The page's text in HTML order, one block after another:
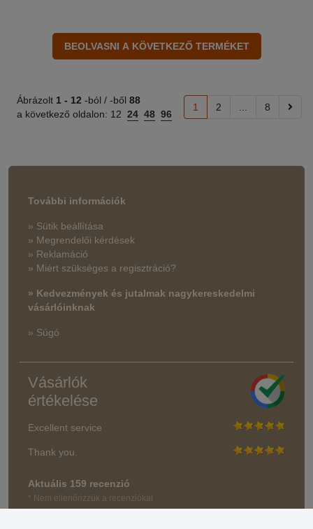
Ábrázolt 1 - 12 -ból / -ből 88
a következő oldalon: 12 24 48 96
1 2 8
További információk
» Sütik beállítása
» Megrendelői kérdések
» Reklamáció
» Miért szükséges a regisztráció?
» Kedvezmények és jutalmak nagykereskedelmi
vásárlóinknak
» Súgó
Vásárlók
értékelése
Excellent service
Thank you.
Aktuális 159 recenzió
* Nem ellenőrizzük a recenziókat